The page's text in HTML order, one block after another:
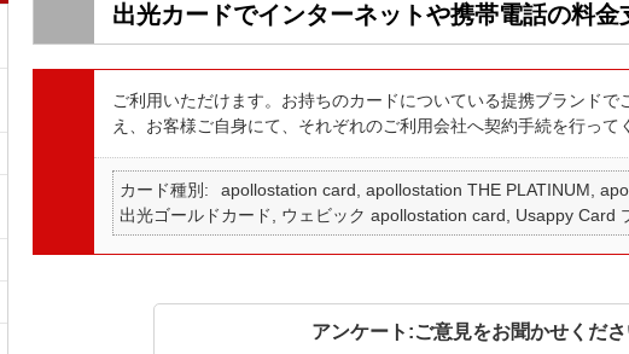
出光カードでインターネットや携帯電話の料
ご利用いただけます。お持ちのカードについている提携ブランド
え、お客様ご自身にて、それぞれのご利用会社へ契約手続を行って
カード種別
apollostation card, apollostation THE PLATINUM,
出光ゴールドカード, ウェビック apollostation card, Usappy Card
アンケート:ご意見をお聞かせくだ